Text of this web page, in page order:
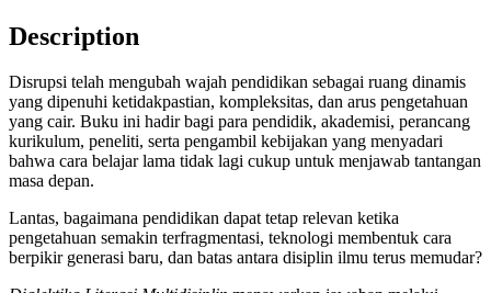
Description
Disrupsi telah mengubah wajah pendidikan sebagai ruang dinamis
yang dipenuhi ketidakpastian, kompleksitas, dan arus pengetahuan
yang cair. Buku ini hadir bagi para pendidik, akademisi, perancang
kurikulum, peneliti, serta pengambil kebijakan yang menyadari
bahwa cara belajar lama tidak lagi cukup untuk menjawab tantangan
masa depan.
Lantas, bagaimana pendidikan dapat tetap relevan ketika
pengetahuan semakin terfragmentasi, teknologi membentuk cara
berpikir generasi baru, dan batas antara disiplin ilmu terus memudar?